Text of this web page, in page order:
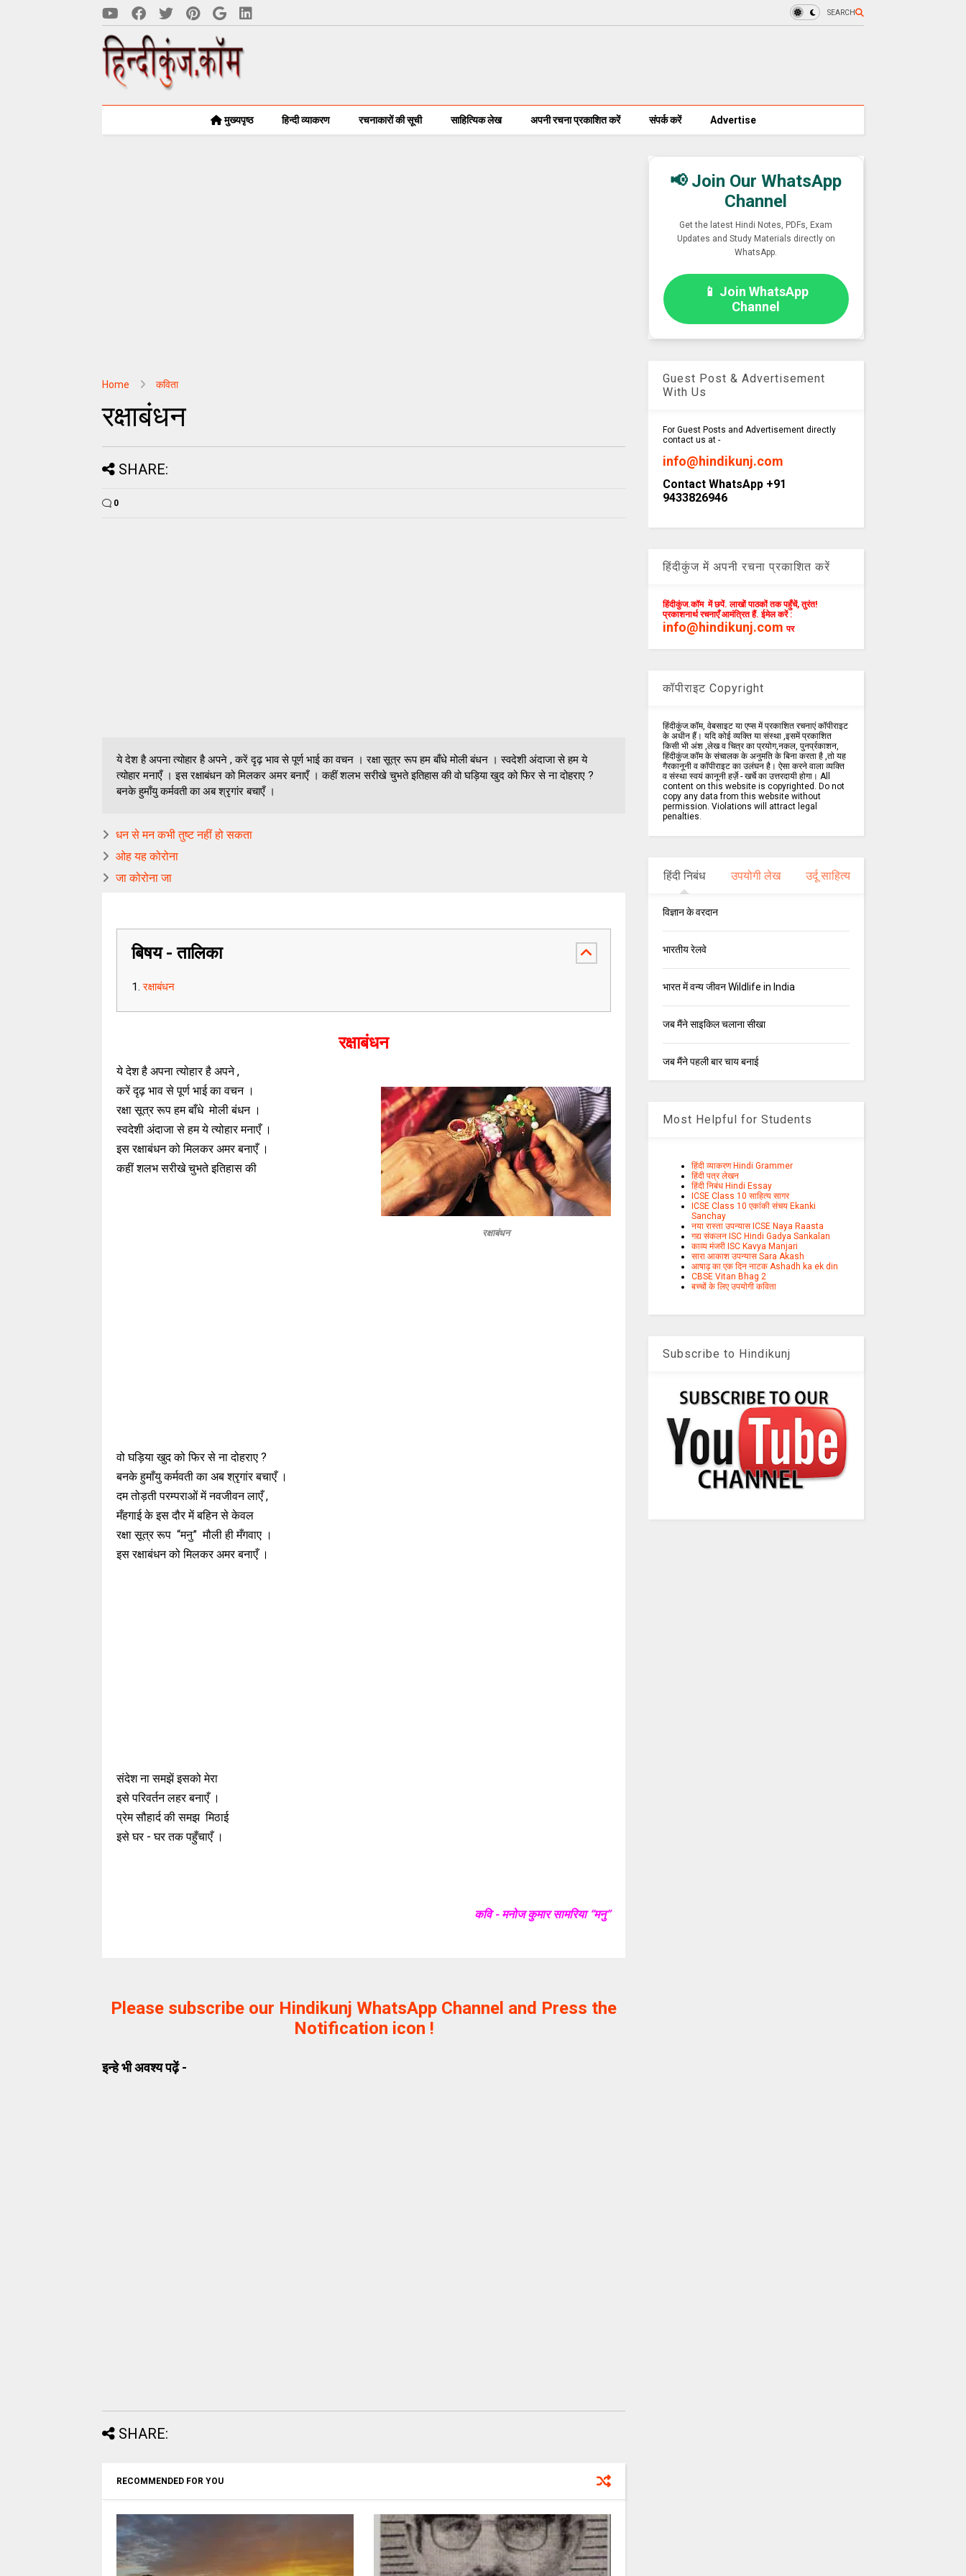
SEARCH
मुख्यपृष्ठ हिन्दी व्याकरण रचनाकारों की सूची साहित्यिक लेख अपनी रचना प्रकाशित करें संपर्क करें Advertise
Home कविता
रक्षाबंधन
SHARE:
0
ये देश है अपना त्योहार है अपने , करें दृढ़ भाव से पूर्ण भाई का वचन । रक्षा सूत्र रूप हम बाँधे मोली बंधन । स्वदेशी अंदाजा से हम ये
त्योहार मनाएँ । इस रक्षाबंधन को मिलकर अमर बनाएँ । कहीं शलभ सरीखे चुभते इतिहास की वो घड़िया खुद को फिर से ना दोहराए ?
बनके हुमाँयु कर्मवती का अब श्रृगांर बचाएँ ।
धन से मन कभी तुष्ट नहीं हो सकता
ओह यह कोरोना
जा कोरोना जा
बिषय - तालिका
रक्षाबंधन
रक्षाबंधन
ये देश है अपना त्योहार है अपने ,
रक्षाबंधन
करें दृढ़ भाव से पूर्ण भाई का वचन ।
रक्षा सूत्र रूप हम बाँधे मोली बंधन ।
स्वदेशी अंदाजा से हम ये त्योहार मनाएँ ।
इस रक्षाबंधन को मिलकर अमर बनाएँ ।
कहीं शलभ सरीखे चुभते इतिहास की
वो घड़िया खुद को फिर से ना दोहराए ?
बनके हुमाँयु कर्मवती का अब श्रृगांर बचाएँ ।
दम तोड़ती परम्पराओं में नवजीवन लाएँ ,
मँहगाई के इस दौर में बहिन से केवल
रक्षा सूत्र रूप “मनु” मौली ही मँगवाए ।
इस रक्षाबंधन को मिलकर अमर बनाएँ ।
संदेश ना समझें इसको मेरा
इसे परिवर्तन लहर बनाएँ ।
प्रेम सौहार्द की समझ मिठाई
इसे घर - घर तक पहुँचाएँ ।
कवि - मनोज कुमार सामरिया “मनु”
Please subscribe our Hindikunj WhatsApp Channel and Press the
Notification icon !
इन्हे भी अवश्य पढ़ें -
SHARE:
RECOMMENDED FOR YOU
📢 Join Our WhatsApp
Channel
Get the latest Hindi Notes, PDFs, Exam
Updates and Study Materials directly on
WhatsApp.
📱 Join WhatsApp
Channel
Guest Post & Advertisement
With Us
For Guest Posts and Advertisement directly
contact us at -
info@hindikunj.com
Contact WhatsApp +91
9433826946
हिंदीकुंज में अपनी रचना प्रकाशित करें
हिंदीकुंज.कॉम में छपें. लाखों पाठकों तक पहुँचें, तुरंत!
प्रकाशनार्थ रचनाएँ आमंत्रित हैं. ईमेल करें :
info@hindikunj.com पर
कॉपीराइट Copyright
हिंदीकुंज.कॉम, वेबसाइट या एप्स में प्रकाशित रचनाएं कॉपीराइट
के अधीन हैं। यदि कोई व्यक्ति या संस्था ,इसमें प्रकाशित
किसी भी अंश ,लेख व चित्र का प्रयोग,नकल, पुनर्प्रकाशन,
हिंदीकुंज.कॉम के संचालक के अनुमति के बिना करता है ,तो यह
गैरकानूनी व कॉपीराइट का उलंघन है। ऐसा करने वाला व्यक्ति
व संस्था स्वयं कानूनी हर्ज़े - खर्चे का उत्तरदायी होगा। All
content on this website is copyrighted. Do not
copy any data from this website without
permission. Violations will attract legal
penalties.
हिंदी निबंध उपयोगी लेख उर्दू साहित्य
विज्ञान के वरदान
भारतीय रेलवे
भारत में वन्य जीवन Wildlife in India
जब मैंने साइकिल चलाना सीखा
जब मैंने पहली बार चाय बनाई
Most Helpful for Students
हिंदी व्याकरण Hindi Grammer
हिंदी पत्र लेखन
हिंदी निबंध Hindi Essay
ICSE Class 10 साहित्य सागर
ICSE Class 10 एकांकी संचय Ekanki
Sanchay
नया रास्ता उपन्यास ICSE Naya Raasta
गद्य संकलन ISC Hindi Gadya Sankalan
काव्य मंजरी ISC Kavya Manjari
सारा आकाश उपन्यास Sara Akash
आषाढ़ का एक दिन नाटक Ashadh ka ek din
CBSE Vitan Bhag 2
बच्चों के लिए उपयोगी कविता
Subscribe to Hindikunj